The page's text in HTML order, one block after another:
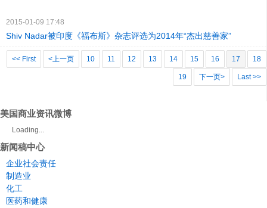
2015-01-09 17:48
Shiv Nadar被印度《福布斯》杂志评选为2014年“杰出慈善家”
<< First <上一页 10 11 12 13 14 15 16 17 18
19 下一页> Last >>
美国商业资讯微博
Loading...
新闻稿中心
企业社会责任
制造业
化工
医药和健康